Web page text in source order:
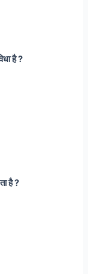
है ?
है ?